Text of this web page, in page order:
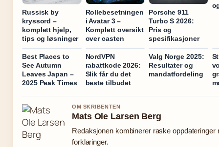
Russisk by
kryssord –
komplett hjelp,
tips og løsninger
Rollebesetningen
i Avatar 3 –
Komplett oversikt
over casten
Porsche 911
Turbo S 2026:
Pris og
spesifikasjoner
Best Places to
See Autumn
Leaves Japan –
2025 Peak Times
NordVPN
rabattkode 2026:
Slik får du det
beste tilbudet
Valg Norge 2025:
Resultater og
mandatfordeling
OM SKRIBENTEN
Mats Ole Larsen Berg
Redaksjonen kombinerer raske oppdateringer
forklaringer.